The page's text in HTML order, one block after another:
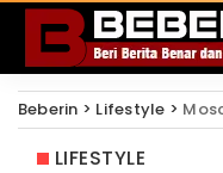
Beberin > Lifestyle > Moscow
LIFESTYLE